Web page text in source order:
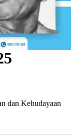
dan Kebudayaan